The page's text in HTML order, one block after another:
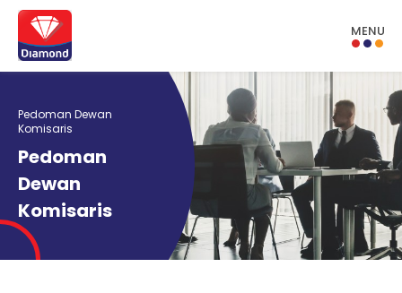
MENU
Pedoman Dewan
Komisaris
Pedoman
Dewan
Komisaris